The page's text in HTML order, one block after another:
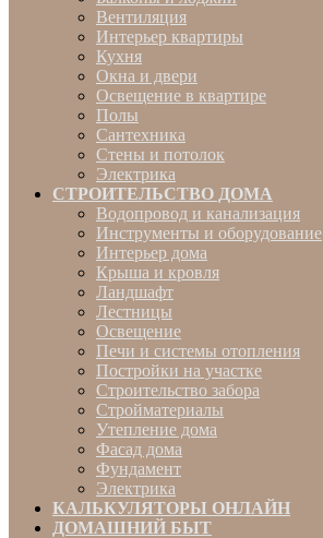
Вентиляция
Интерьер квартиры
Кухня
Окна и двери
Освещение в квартире
Полы
Сантехника
Стены и потолок
Электрика
СТРОИТЕЛЬСТВО ДОМА
Водопровод и канализация
Инструменты и оборудование
Интерьер дома
Крыша и кровля
Ландшафт
Лестницы
Освещение
Печи и системы отопления
Постройки на участке
Строительство забора
Стройматериалы
Утепление дома
Фасад дома
Фундамент
Электрика
КАЛЬКУЛЯТОРЫ ОНЛАЙН
ДОМАШНИЙ БЫТ